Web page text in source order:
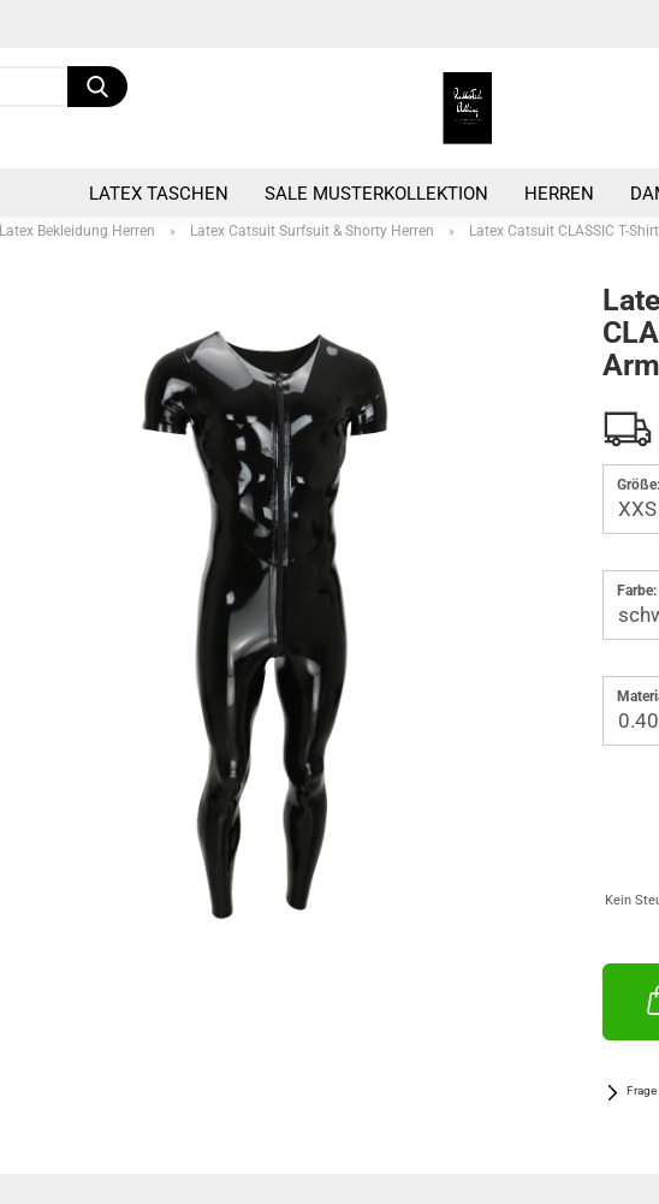
Suche...
LATEX TASCHEN SALE MUSTERKOLLEKTION HERREN
Latex Bekleidung Herren » Latex Catsuit Surfsuit & Shorty Herren » Latex Catsuit CLASSIC T-
Arm
Größe:
Farbe:
Kein